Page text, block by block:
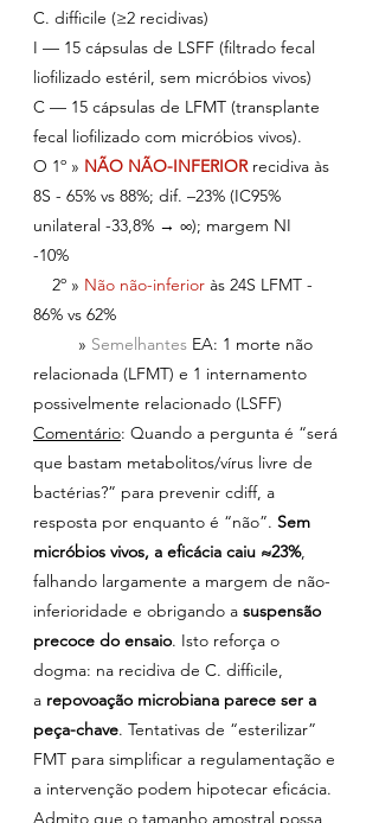
C. difficile (≥2 recidivas)
I — 15 cápsulas de LSFF (filtrado fecal
liofilizado estéril, sem micróbios vivos)
C — 15 cápsulas de LFMT (transplante
fecal liofilizado com micróbios vivos).
O 1º » NÃO NÃO-INFERIOR recidiva às
8S - 65% vs 88%; dif. –23% (IC95%
unilateral -33,8% → ∞); margem NI
-10%
    2º »
Não não-inferior às 24S LFMT -
86% vs 62%
» Semelhantes EA: 1 morte não
relacionada (LFMT) e 1 internamento
possivelmente relacionado (LSFF)
Comentário: Quando a pergunta é “será
que bastam metabolitos/vírus livre de
bactérias?” para prevenir cdiff, a
resposta por enquanto é “não”. Sem
micróbios vivos, a eficácia caiu ≈23%,
falhando largamente a margem de não-
inferioridade e obrigando a suspensão
precoce do ensaio. Isto reforça o
dogma: na recidiva de C. difficile,
a repovoação microbiana parece ser a
peça-chave. Tentativas de “esterilizar”
FMT para simplificar a regulamentação e
a intervenção podem hipotecar eficácia.
Admito que o tamanho amostral possa